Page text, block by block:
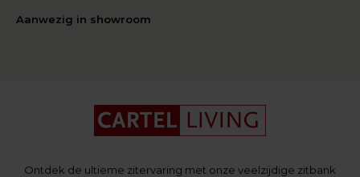
Aanwezig in showroom
Ontdek de ultieme zitervaring met onze veelzijdige zitbank